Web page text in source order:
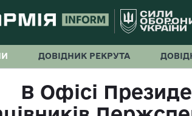
ДОВІДНИК РЕКРУТА
В Офісі